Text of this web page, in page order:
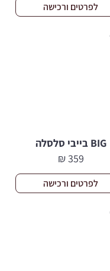
לפרטים ורכישה
BIG בייבי סלסלה
359
₪
לפרטים ורכישה